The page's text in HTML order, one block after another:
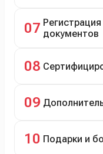
07 документов
08
технический
09
10 Подарки и